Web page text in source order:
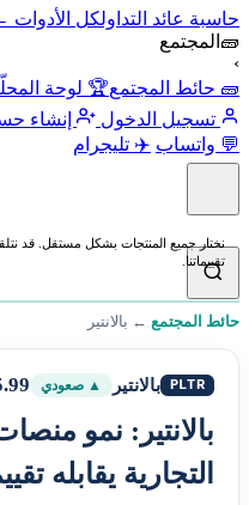
حاسبة عائد التداولكل الأدوات
🧱 المجتمع
›
🧱 حائط المجتمع🏆 لوحة
تسجيل الدخول
إنشاء
💬 واتساب ✈️ تليجرام
نختار جميع المنتجات بشكل مستقل. قد
تقييماتنا.
حائط المجتمع ← بالانتير
PLTR بالانتير ▲ صعودي
بالانتير: نمو
التجارية يقابله